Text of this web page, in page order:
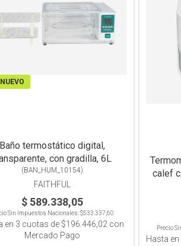
NUEVO
Baño termostático digital,
con gradilla, 6L
(BAN_HUM_10154)
FAITHFUL
$ 589.338,05
Sin Impuestos Nacionales:$533.337,60
en 3 cuotas de $196.446,02con
Mercado Pago
calef
Precio
Hasta en